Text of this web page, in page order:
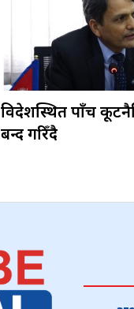
विदेशस्थित पाँच
बन्द गरिँदै